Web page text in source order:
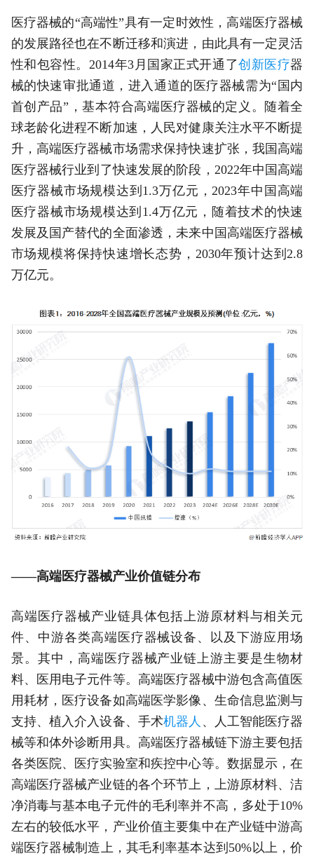
医疗器械的“高端性”具有一定时效性，高端医疗器械
的发展路径也在不断迁移和演进，由此具有一定灵活
性和包容性。2014年3月国家正式开通了创新医疗器
械的快速审批通道，进入通道的医疗器械需为“国内
首创产品”，基本符合高端医疗器械的定义。随着全
球老龄化进程不断加速，人民对健康关注水平不断提
升，高端医疗器械市场需求保持快速扩张，我国高端
医疗器械行业到了快速发展的阶段，2022年中国高端
医疗器械市场规模达到1.3万亿元，2023年中国高端
医疗器械市场规模达到1.4万亿元，随着技术的快速
发展及国产替代的全面渗透，未来中国高端医疗器械
市场规模将保持快速增长态势，2030年预计达到2.8
万亿元。
——高端医疗器械产业价值链分布
高端医疗器械产业链具体包括上游原材料与相关元
件、中游各类高端医疗器械设备、以及下游应用场
景。其中，高端医疗器械产业链上游主要是生物材
料、医用电子元件等。高端医疗器械中游包含高值医
用耗材，医疗设备如高端医学影像、生命信息监测与
支持、植入介入设备、手术机器人 、人工智能医疗器
械等和体外诊断用具。高端医疗器械链下游主要包括
各类医院、医疗实验室和疾控中心等。数据显示，在
高端医疗器械产业链的各个环节上，上游原材料、洁
净消毒与基本电子元件的毛利率并不高，多处于10%
左右的较低水平，产业价值主要集中在产业链中游高
端医疗器械制造上，其毛利率基本达到50%以上，价